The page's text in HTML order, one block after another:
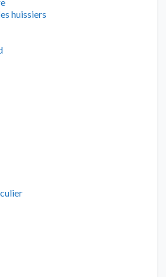
huissiers